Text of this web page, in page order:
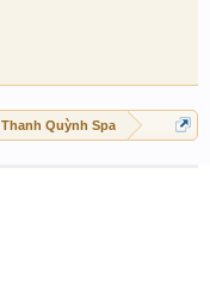
Thanh Quỳnh Spa